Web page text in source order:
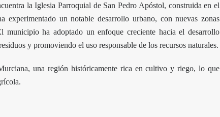
la Iglesia Parroquial de San Pedro Apóstol, construida en el
experimentado un notable desarrollo urbano, con nuevas zonas
municipio ha adoptado un enfoque creciente hacia el desarrollo
y promoviendo el uso responsable de los recursos naturales.
una región históricamente rica en cultivo y riego, lo que